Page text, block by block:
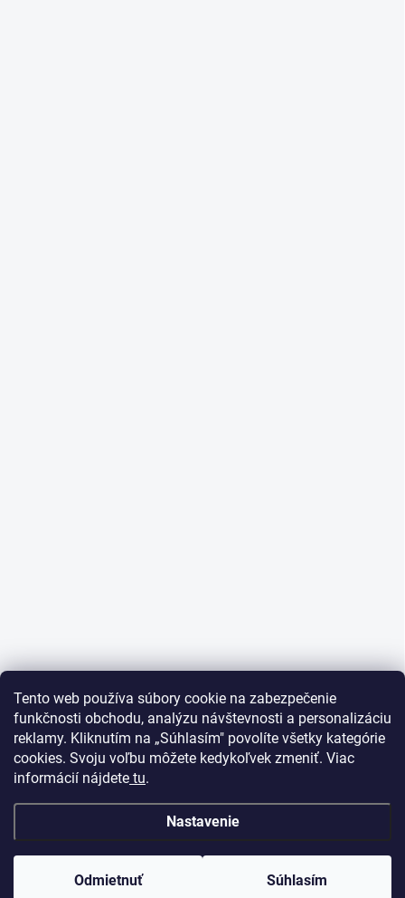
Tento web používa súbory cookie na zabezpečenie
funkčnosti obchodu, analýzu návštevnosti a personalizáciu
reklamy. Kliknutím na „Súhlasím" povolíte všetky kategórie
cookies. Svoju voľbu môžete kedykoľvek zmeniť. Viac
informácií nájdete tu.
Nastavenie
Odmietnuť Súhlasím